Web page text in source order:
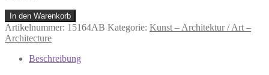
Stoecklin,
Niklaus:
Schönheiten
Natur.
In den Warenkorb
Artikelnummer: 15164AB Kategorie: Kunst – Architektur / Art –
Architecture
Beschreibung